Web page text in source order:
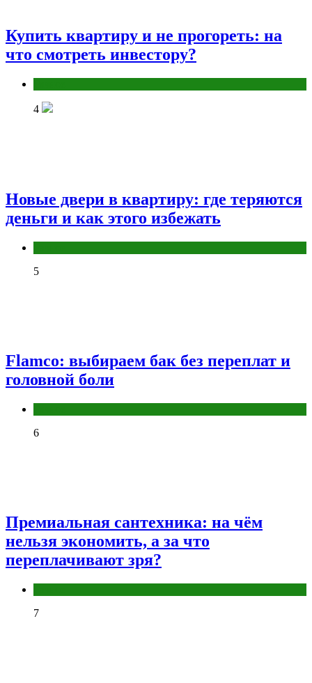
Купить квартиру и не прогореть: на
что смотреть инвестору?
4
Новые двери в квартиру: где теряются
деньги и как этого избежать
5
Flamco: выбираем бак без переплат и
головной боли
6
Премиальная сантехника: на чём
нельзя экономить, а за что
переплачивают зря?
7